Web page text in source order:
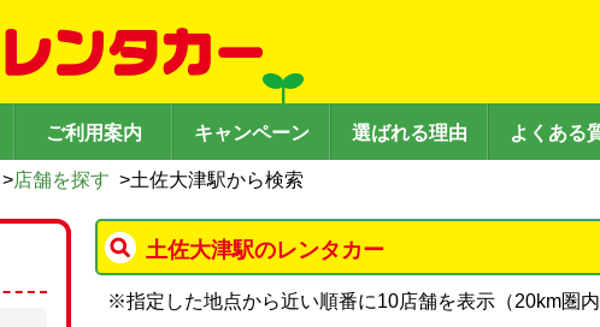
ご利用案内 キャンペーン 選ばれる理由 よくある
>店舗を探す >土佐大津駅から検索
土佐大津駅のレンタカー
※指定した地点から近い順番に10店舗を表示（20km圏